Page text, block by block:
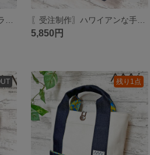
5,850円
残り1点